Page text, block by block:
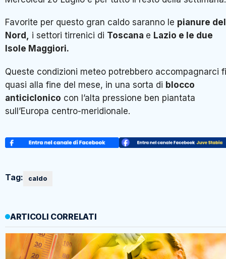
Favorite per questo gran caldo saranno le pianure del
Nord, i settori tirrenici di Toscana e Lazio e le due
Isole Maggiori.
Queste condizioni meteo potrebbero accompagnarci
quasi alla fine del mese, in una sorta di blocco
anticiclonico con l’alta pressione ben piantata
sull’Europa centro-meridionale.
Tag: caldo
ARTICOLI CORRELATI